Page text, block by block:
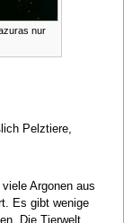
nur
Pelztiere,
Argonen aus
Es gibt wenige
Die Tierwelt